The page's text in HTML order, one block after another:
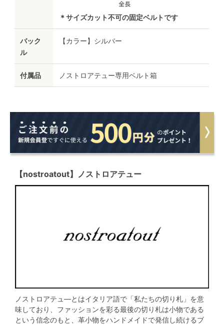
＊サイズカット不可の固定ベルトです
バック
ル
【カラー】シルバー
付属品 ノストロアテュー専用ベルト箱
【nostroatout】ノストロアテュー
ノストロアテュ―とはイタリア語で「私たちの切り札」を意
味しており、ファッションを彩る最後の切り札は小物である
という信念のもと、革小物をハンドメイドで発信し続けるブ